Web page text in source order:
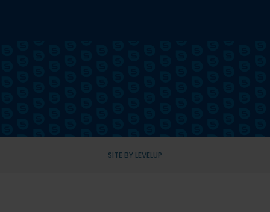
SITE BY LEVELUP